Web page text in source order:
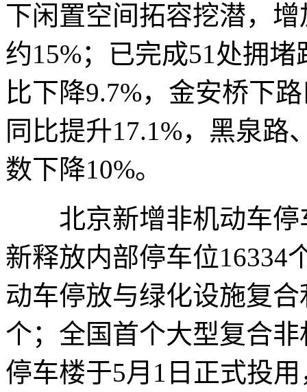
下闲置空间拓容挖潜，
约15%；已完成51处拥
比下降9.7%，金安桥下
同比提升17.1%，黑泉
数下降10%。
北京新增非机动车停
新释放内部停车位16334
动车停放与绿化设施复
个；全国首个大型复合
停车楼于5月1日正式投